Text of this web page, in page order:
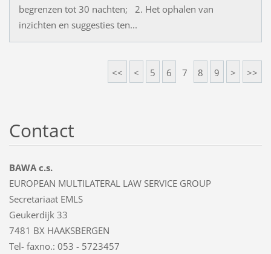
begrenzen tot 30 nachten; 2. Het ophalen van
inzichten en suggesties ten...
<< < 5 6 7 8 9 > >>
Contact
BAWA c.s.
EUROPEAN MULTILATERAL LAW SERVICE GROUP
Secretariaat EMLS
Geukerdijk 33
7481 BX HAAKSBERGEN
Tel- faxno.: 053 - 5723457